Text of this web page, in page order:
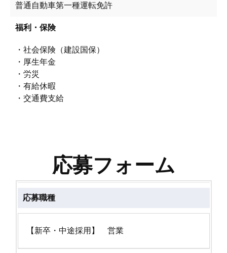
普通自動車第一種運転免許
福利・保険
・社会保険（建設国保）
・厚生年金
・労災
・有給休暇
・交通費支給
応募フォーム
応募職種